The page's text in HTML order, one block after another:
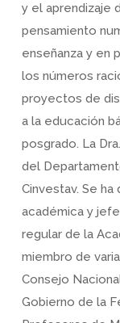
y el aprendizaje
pensamiento
enseñanza y en
los números
proyectos de
a la educación
posgrado. La
del
Cinvestav. Se
académica y
regular de la
miembro de
Consejo
Gobierno de la